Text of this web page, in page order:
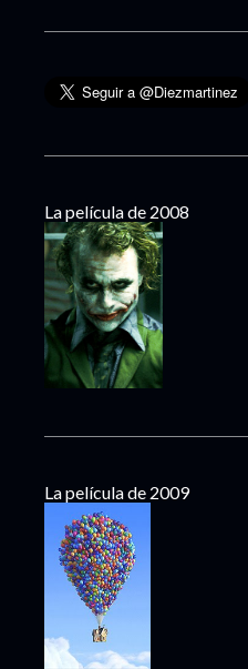
2019 78
noviembre 4
septiembre 6
agosto 5
julio 5
junio 8
mayo
7
abril
8
148
diciembre 20
noviembre
octubre
septiembre
La película de 2008
La película de 2009